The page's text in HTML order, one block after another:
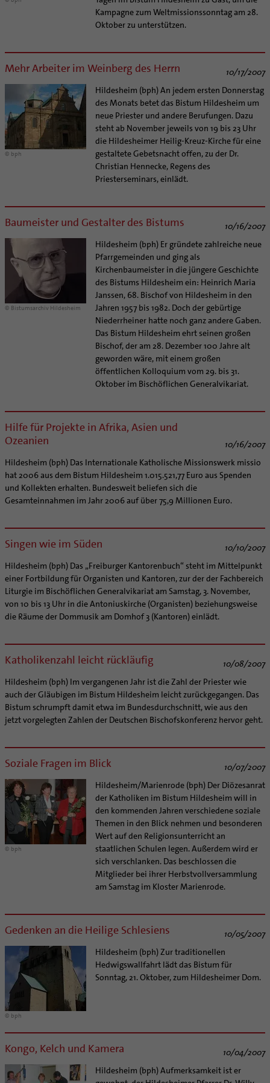
Ehe - Familie - Geschlechtergerechtigkeit
Kategoriale und Diakonale Seelsorge
Polizei- und Feuerwehr
Gefängnisseelsorge
Segensorte
Supervision
Ehrenamtliche
KirchenZeitung online
Verwaltungsbeauftragte / Verwaltungsleitungen in
Pfarrgemeinden
Kampagne zum Weltmissionssonntag am 28.
Oktober zu unterstützen.
Mehr Arbeiter im Weinberg des Herrn 10/17/2007
© bph
Hildesheim (bph) An jedem ersten Donnerstag
des Monats betet das Bistum Hildesheim um
neue Priester und andere Berufungen. Dazu
steht ab November jeweils von 19 bis 23 Uhr
die Hildesheimer Heilig-Kreuz-Kirche für eine
gestaltete Gebetsnacht offen, zu der Dr.
Christian Hennecke, Regens des
Priesterseminars, einlädt.
Baumeister und Gestalter des Bistums 10/16/2007
© Bistumsarchiv Hildesheim
Hildesheim (bph) Er gründete zahlreiche neue
Pfarrgemeinden und ging als
Kirchenbaumeister in die jüngere Geschichte
des Bistums Hildesheim ein: Heinrich Maria
Janssen, 68. Bischof von Hildesheim in den
Jahren 1957 bis 1982. Doch der gebürtige
Niederrheiner hatte noch ganz andere Gaben.
Das Bistum Hildesheim ehrt seinen großen
Bischof, der am 28. Dezember 100 Jahre alt
geworden wäre, mit einem großen
öffentlichen Kolloquium vom 29. bis 31.
Oktober im Bischöflichen Generalvikariat.
Hilfe für Projekte in Afrika, Asien und
Ozeanien
10/16/2007
Hildesheim (bph) Das Internationale Katholische Missionswerk missio
hat 2006 aus dem Bistum Hildesheim 1.015.521,77 Euro aus Spenden
und Kollekten erhalten. Bundesweit beliefen sich die
Gesamteinnahmen im Jahr 2006 auf über 75,9 Millionen Euro.
Singen wie im Süden
10/10/2007
Hildesheim (bph) Das „Freiburger Kantorenbuch“ steht im Mittelpunkt
einer Fortbildung für Organisten und Kantoren, zur der der Fachbereich
Liturgie im Bischöflichen Generalvikariat am Samstag, 3. November,
von 10 bis 13 Uhr in die Antoniuskirche (Organisten) beziehungsweise
die Räume der Dommusik am Domhof 3 (Kantoren) einlädt.
Katholikenzahl leicht rückläufig
10/08/2007
Hildesheim (bph) Im vergangenen Jahr ist die Zahl der Priester wie
auch der Gläubigen im Bistum Hildesheim leicht zurückgegangen. Das
Bistum schrumpft damit etwa im Bundesdurchschnitt, wie aus den
jetzt vorgelegten Zahlen der Deutschen Bischofskonferenz hervor geht.
Soziale Fragen im Blick 10/07/2007
© bph
Hildesheim/Marienrode (bph) Der Diözesanrat
der Katholiken im Bistum Hildesheim will in
den kommenden Jahren verschiedene soziale
Themen in den Blick nehmen und besonderen
Wert auf den Religionsunterricht an
staatlichen Schulen legen. Außerdem wird er
sich verschlanken. Das beschlossen die
Mitglieder bei ihrer Herbstvollversammlung
am Samstag im Kloster Marienrode.
Gedenken an die Heilige Schlesiens 10/05/2007
© bph
Hildesheim (bph) Zur traditionellen
Hedwigswallfahrt lädt das Bistum für
Sonntag, 21. Oktober, zum Hildesheimer Dom.
Kongo, Kelch und Kamera
10/04/2007
Hildesheim (bph) Aufmerksamkeit ist er